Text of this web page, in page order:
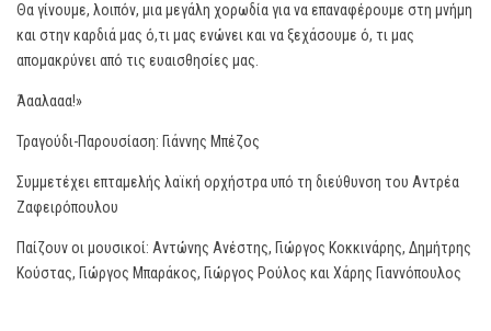
Θα γίνουμε, λοιπόν, μια μεγάλη χορωδία για να επαναφέρουμε στη μνήμη
και στην καρδιά μας ό,τι μας ενώνει και να ξεχάσουμε ό, τι μας
απομακρύνει από τις ευαισθησίες μας.
Άααλααα!»
Τραγούδι-Παρουσίαση: Γιάννης Μπέζος
Συμμετέχει επταμελής λαϊκή ορχήστρα υπό τη διεύθυνση του Αντρέα
Ζαφειρόπουλου
Παίζουν οι μουσικοί: Αντώνης Ανέστης, Γιώργος Κοκκινάρης, Δημήτρης
Κούστας, Γιώργος Μπαράκος, Γιώργος Ρούλος και Χάρης Γιαννόπουλος